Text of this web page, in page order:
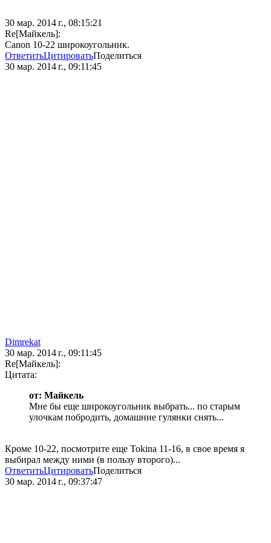
30 мар. 2014 г., 08:15:21
Re[Майкель]:
Canon 10-22 широкоугольник.
ОтветитьЦитироватьПоделиться
30 мар. 2014 г., 09:11:45
Dimrekat
30 мар. 2014 г., 09:11:45
Re[Майкель]:
Цитата:
от: Майкель
Мне бы еще широкоугольник выбрать... по старым
улочкам побродить, домашние гулянки снять...
Кроме 10-22, посмотрите еще Tokina 11-16, в свое время я
выбирал между ними (в пользу второго)...
ОтветитьЦитироватьПоделиться
30 мар. 2014 г., 09:37:47